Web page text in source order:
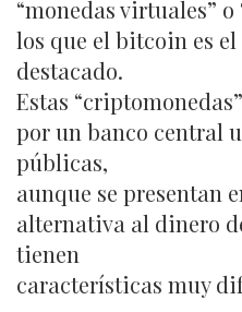
“monedas virtuales”
los que el bitcoin es
destacado.
Estas
por un banco central
públicas,
aunque se presentan
alternativa al dinero
tienen
características muy